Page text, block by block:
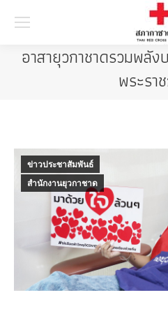
อาสายุวกาชาดรวมพลั
พระรา
ข่าวประชาสัมพันธ์
สำนักงานยุวกาชาด